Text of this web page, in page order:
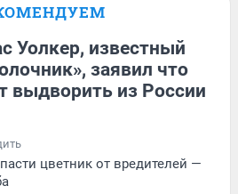
Уолкер, известный
заявил что
выдворить из России
цветник от вредителей —